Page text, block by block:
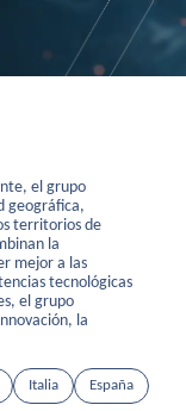
el grupo
geográfica,
territorios de
la
mejor a las
tecnológicas
el grupo
la
Italia España